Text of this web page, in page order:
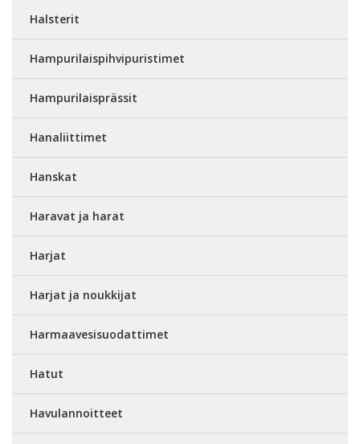
Halsterit
Hampurilaispihvipuristimet
Hampurilaisprässit
Hanaliittimet
Hanskat
Haravat ja harat
Harjat
Harjat ja noukkijat
Harmaavesisuodattimet
Hatut
Havulannoitteet